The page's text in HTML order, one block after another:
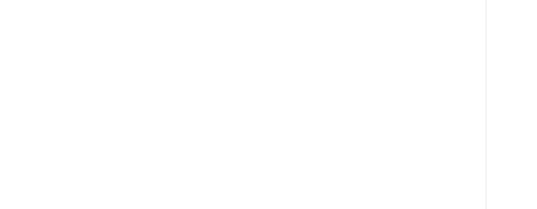
bed. Dit zijn de metalen hoekjes in onze ledikantzijdes.
slaap, feest en geniet je met de rust dat je bed heel blijft.
Vaak krijgen we terug dat deze verkeerd om worden
de kracht van de lattenbodem verkeerd wordt